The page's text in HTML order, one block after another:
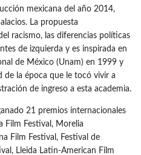
mexicana del año 2014,
La propuesta
racismo, las diferencias políticas
de izquierda y es inspirada en
de México (Unam) en 1999 y
de la época que le tocó vivir a
de ingreso a esta academia.
21 premios internacionales
Film Festival, Morelia
Film Festival, Festival de
Lleida Latin-American Film